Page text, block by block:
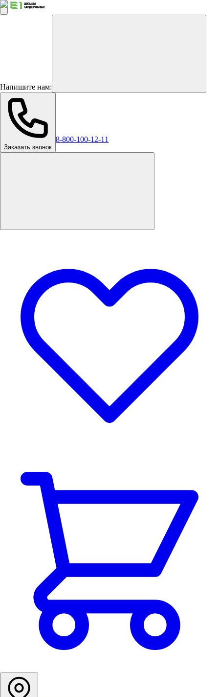
Напишите нам:
Заказать звонок
8-800-100-12-11